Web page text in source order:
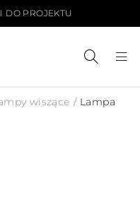
DO PROJEKTU
wiszące / Lampa